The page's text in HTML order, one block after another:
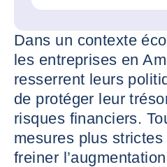
Dans un contexte
les entreprises en
resserrent leurs
de protéger leur
risques financiers.
mesures plus
freiner